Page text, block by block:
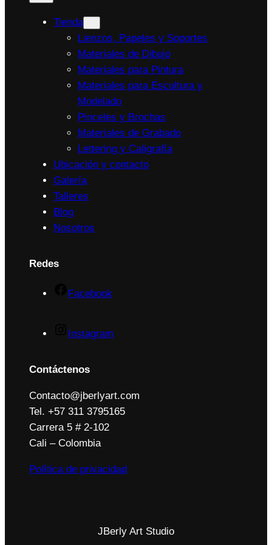
Tienda
Lienzos, Papeles y Soportes
Materiales de Dibujo
Materiales para Pintura
Materiales para Escultura y
Modelado
Pinceles y Brochas
Materiales de Grabado
Lettering y Caligrafía
Ubicación y contacto
Galería
Talleres
Blog
Nosotros
Redes
Facebook
Instagram
Contáctenos
Contacto@jberlyart.com
Tel. +57 311 3795165
Carrera 5 # 2-102
Cali – Colombia
Política de privacidad
JBerly Art Studio